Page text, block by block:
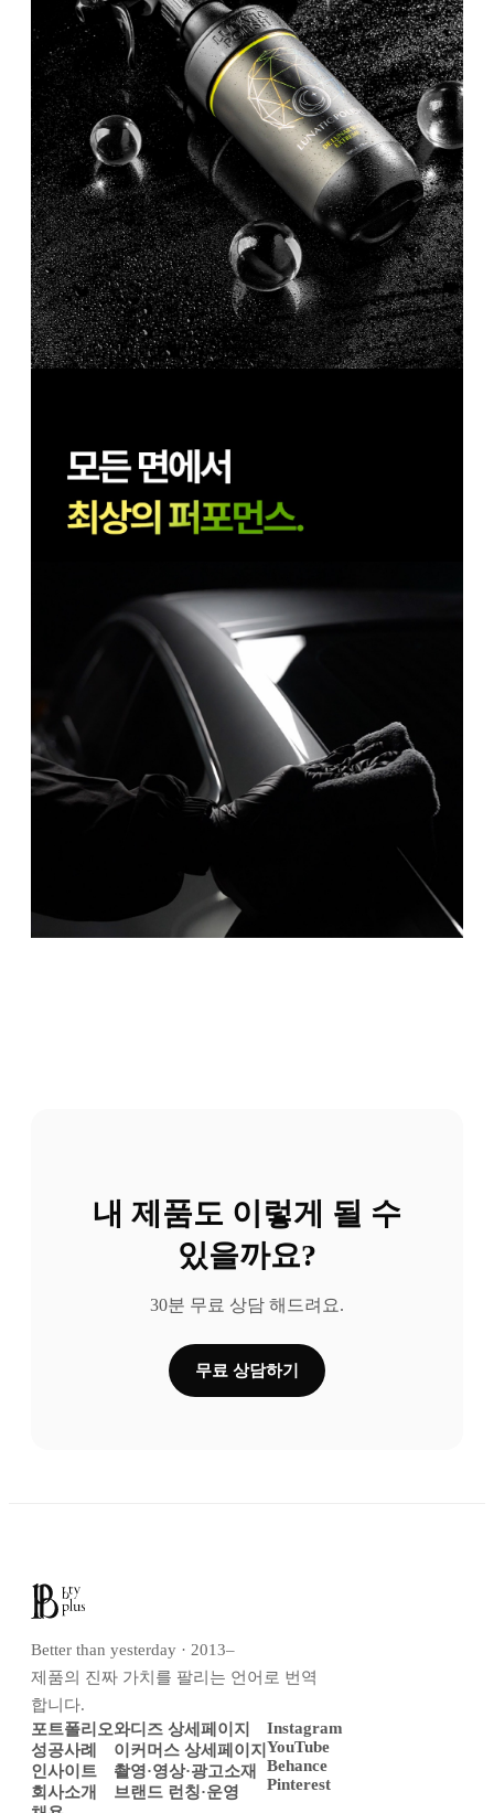
내 제품도 이렇게 될 수
있을까요?
30분 무료 상담 해드려요.
무료 상담하기
Better than yesterday · 2013–
제품의 진짜 가치를 팔리는 언어로 번역
합니다.
포트폴리오
성공사례
인사이트
회사소개
와디즈 상세페이지
이커머스 상세페이지
촬영·영상·광고소재
브랜드 런칭·운영
Instagram
YouTube
Behance
Pinterest